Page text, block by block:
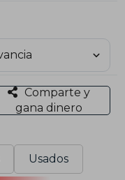
Comparte y
gana dinero
Usados